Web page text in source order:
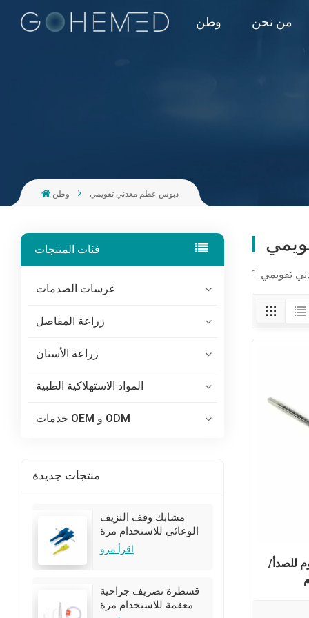
وطن من نحن
وطن دبوس عظم معدني تقويمي
فئات المنتجات
غرسات الصدمات
زراعة المفاصل
زراعة الأسنان
المواد الاستهلاكية الطبية
خدمات OEM و ODM
منتجات جديدة
مشابك وقف النزيف
الوعائي للاستخدام مرة
واحدة للجراحة
اقرأ مرو
قسطرة تصريف جراحية
معقمة للاستخدام مرة
للصدأ/